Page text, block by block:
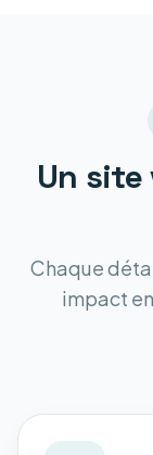
Un
Chaque
impact